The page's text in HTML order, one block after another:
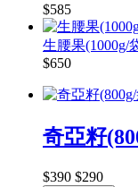
$585
生腰果(1000g/
$650
奇亞籽
$390 $290